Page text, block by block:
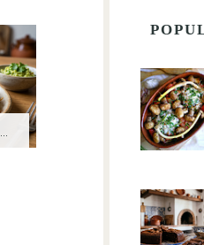
Cena Rápida en 5 Minutos: Wraps Cru...